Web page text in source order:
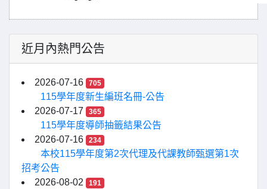
近月內熱門公告
2026-07-16 705
115學年度新生編班名冊-公告
2026-07-17
365
115學年度導師抽籤結果公告
2026-07-16
234
本校115學年度第2次代理及代課教師甄選第1次
招考公告
2026-08-02
191